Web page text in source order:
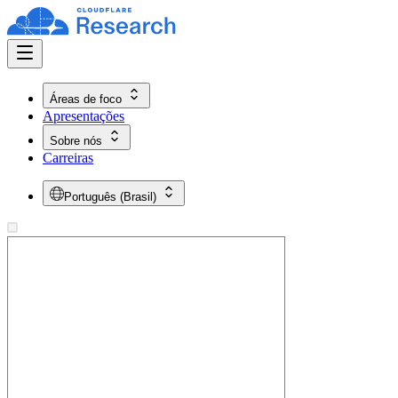
Áreas de foco
Apresentações
Sobre nós
Carreiras
Português (Brasil)